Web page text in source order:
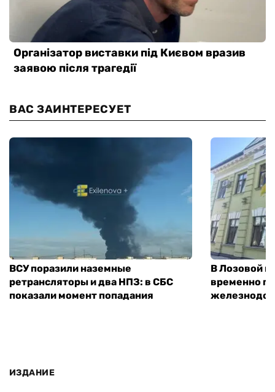
ВАС ЗАИНТЕРЕСУЕТ
ВСУ поразили наземные
ретрансляторы и два НПЗ: в СБС
показали момент попадания
В Лозовой
временно
ИЗДАНИЕ